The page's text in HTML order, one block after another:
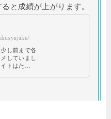
と成績が上がります。
し前まで各
していまし
イトはた…